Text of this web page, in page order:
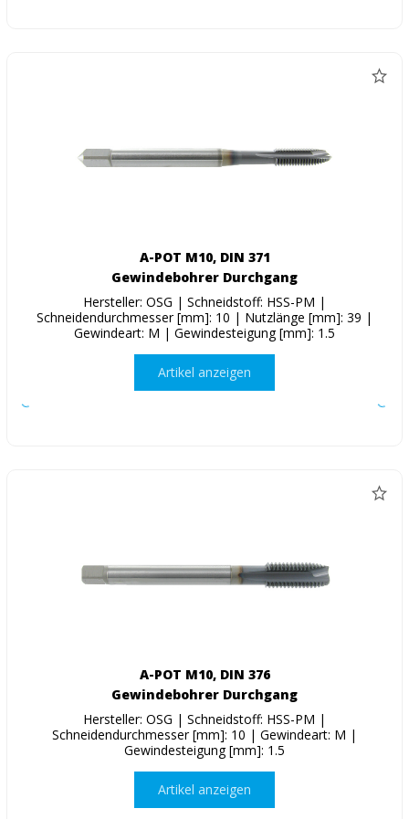
A-POT M10, DIN 371
Gewindebohrer Durchgang
Hersteller: OSG | Schneidstoff: HSS-PM |
Schneidendurchmesser [mm]: 10 | Nutzlänge [mm]: 39 |
Gewindeart: M | Gewindesteigung [mm]: 1.5
Artikel anzeigen
A-POT M10, DIN 376
Gewindebohrer Durchgang
Hersteller: OSG | Schneidstoff: HSS-PM |
Schneidendurchmesser [mm]: 10 | Gewindeart: M |
Gewindesteigung [mm]: 1.5
Artikel anzeigen